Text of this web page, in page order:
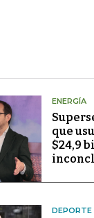
ENERGÍA
que
$24,9
DEPORTE